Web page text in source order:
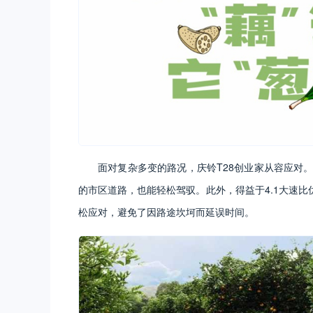
面对复杂多变的路况，庆铃T28创业家从容应对
的市区道路，也能轻松驾驭。此外，得益于4.1大速
松应对，避免了因路途坎坷而延误时间。